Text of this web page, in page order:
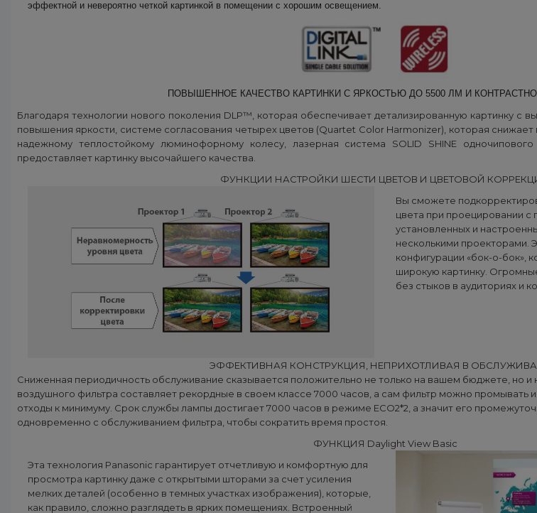
эффектной и невероятно четкой картинкой в помещении с хорошим освещением.
ПОВЫШЕННОЕ КАЧЕСТВО КАРТИНКИ С ЯРКОСТЬЮ ДО 5500 ЛМ И
Благодаря технологии нового поколения DLP™, которая обеспечивает детализированную картинку
повышения яркости, системе согласования четырех цветов (Quartet Color Harmonizer), которая снижает
надежному теплостойкому люминофорному колесу, лазерная система SOLID SHINE
предоставляет картинку высочайшего качества.
ФУНКЦИИ НАСТРОЙКИ ШЕСТИ ЦВЕТОВ И ЦВЕТОВОЙ
Вы сможете
цвета при проецировании с
установленных и
несколькими проекторами.
конфигурации «бок-о-бок»,
широкую картинку.
без стыков в аудиториях и
ЭФФЕКТИВНАЯ КОНСТРУКЦИЯ, НЕПРИХОТЛИВАЯ В
Сниженная периодичность обслуживание сказывается положительно не только на вашем бюджете, но
воздушного фильтра составляет рекордные в своем классе 7000 часов, а сам фильтр можно промывать и
отходы к минимуму. Срок службы лампы достигает 7000 часов в режиме ECO2*2, а значит его
одновременно с обслуживанием фильтра, чтобы сократить время простоя.
ФУНКЦИЯ Daylight View Basic
Эта технология Panasonic гарантирует отчетливую и комфортную для
просмотра картинку даже с открытыми шторами за счет усиления
мелких деталей (особенно в темных участках изображения), которые,
как правило, сложно разглядеть в ярких помещениях. Встроенный